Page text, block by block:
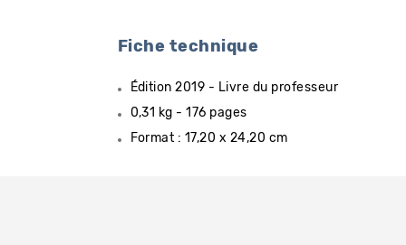
Fiche technique
Édition 2019 - Livre du professeur
0,31 kg - 176 pages
Format : 17,20 x 24,20 cm